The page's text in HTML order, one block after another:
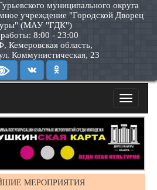
муниципального округа
учреждение "Городской Дворец
(МАУ "ГДК")
8:00 - 23:00
Кемеровская область,
Коммунистическая, 23
Toggle
МЕРОПРИЯТИЯ